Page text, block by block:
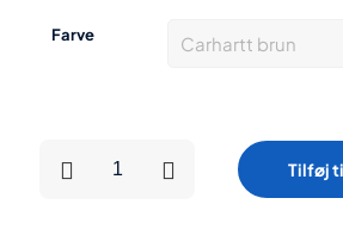
var:
Farve
Tilføj